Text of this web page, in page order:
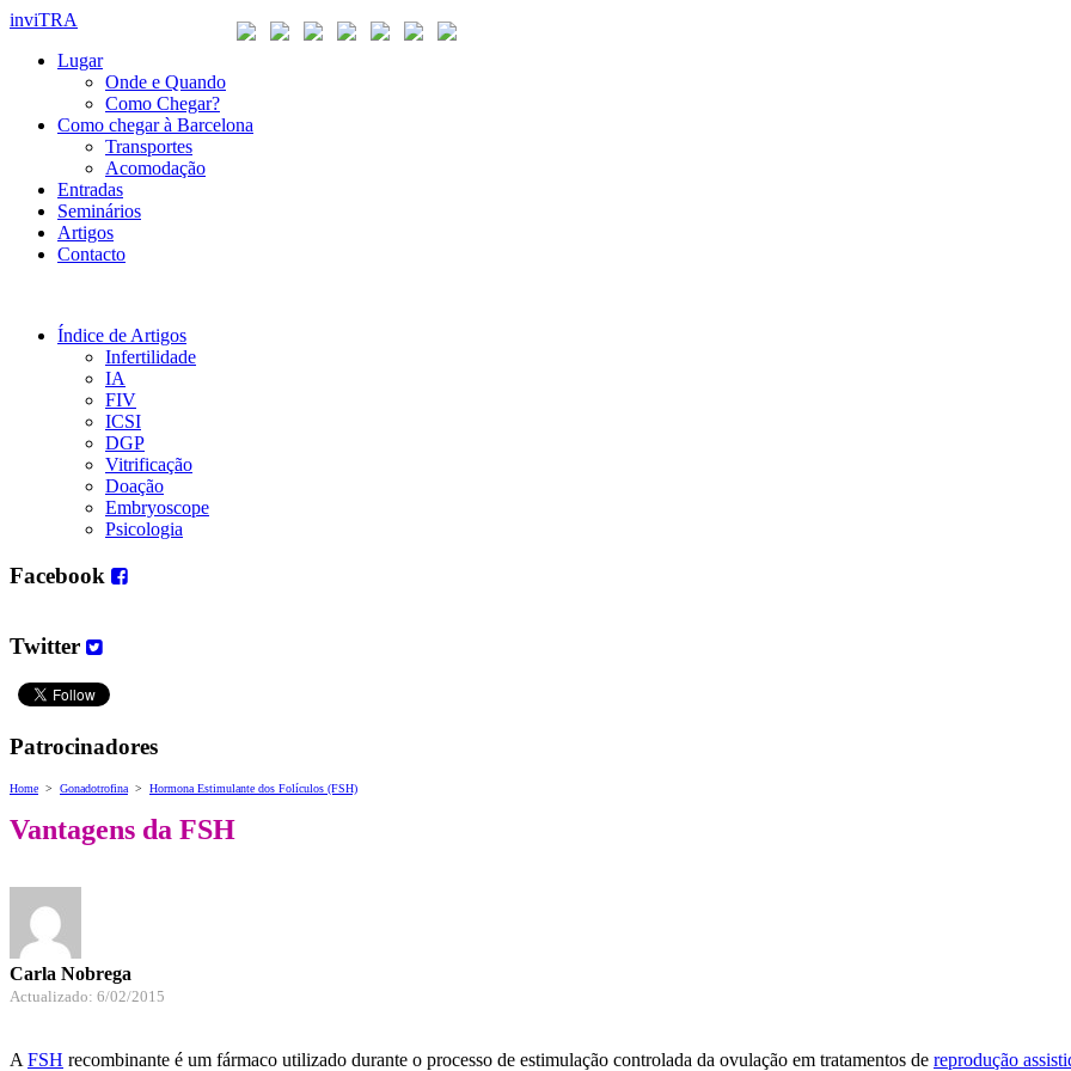
inviTRA
Lugar
Onde e Quando
Como Chegar?
Como chegar à Barcelona
Transportes
Acomodação
Entradas
Seminários
Artigos
Contacto
Índice de Artigos
Infertilidade
IA
FIV
ICSI
DGP
Vitrificação
Doação
Embryoscope
Psicologia
Facebook
Twitter
Patrocinadores
Home > Gonadotrofina > Hormona Estimulante dos Folículos (FSH)
Vantagens da FSH
Carla Nobrega
Actualizado: 6/02/2015
AFSH recombinante é um fármaco utilizado durante o processo de estimulação controlada da ovulação em tratamentos de reprodução